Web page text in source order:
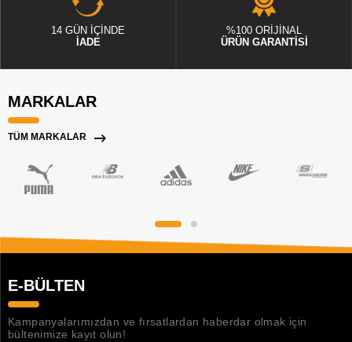
14 GÜN İÇİNDE
İADE
%100 ORİJİNAL
ÜRÜN GARANTİSİ
MARKALAR
TÜM MARKALAR
E-BÜLTEN
Kampanyalarımızdan ve fırsatlardan haberdar olmak için
bültenimize kayıt olun!